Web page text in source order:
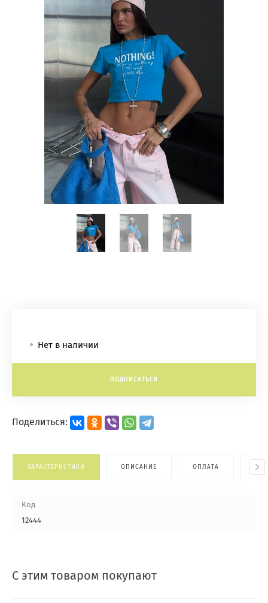
Нет в наличии
ПОДПИСАТЬСЯ
Поделиться:
ХАРАКТЕРИСТИКИ ОПИСАНИЕ ОПЛАТА
Код
12444
С этим товаром покупают